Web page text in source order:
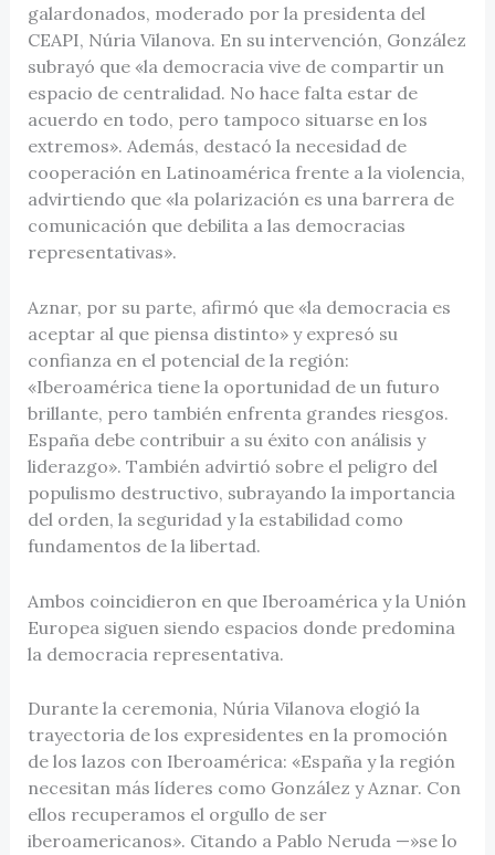
galardonados, moderado por la presidenta del
CEAPI, Núria Vilanova. En su intervención, González
subrayó que «la democracia vive de compartir un
espacio de centralidad. No hace falta estar de
acuerdo en todo, pero tampoco situarse en los
extremos». Además, destacó la necesidad de
cooperación en Latinoamérica frente a la violencia,
advirtiendo que «la polarización es una barrera de
comunicación que debilita a las democracias
representativas».
Aznar, por su parte, afirmó que «la democracia es
aceptar al que piensa distinto» y expresó su
confianza en el potencial de la región:
«Iberoamérica tiene la oportunidad de un futuro
brillante, pero también enfrenta grandes riesgos.
España debe contribuir a su éxito con análisis y
liderazgo». También advirtió sobre el peligro del
populismo destructivo, subrayando la importancia
del orden, la seguridad y la estabilidad como
fundamentos de la libertad.
Ambos coincidieron en que Iberoamérica y la Unión
Europea siguen siendo espacios donde predomina
la democracia representativa.
Durante la ceremonia, Núria Vilanova elogió la
trayectoria de los expresidentes en la promoción
de los lazos con Iberoamérica: «España y la región
necesitan más líderes como González y Aznar. Con
ellos recuperamos el orgullo de ser
iberoamericanos». Citando a Pablo Neruda —»se lo